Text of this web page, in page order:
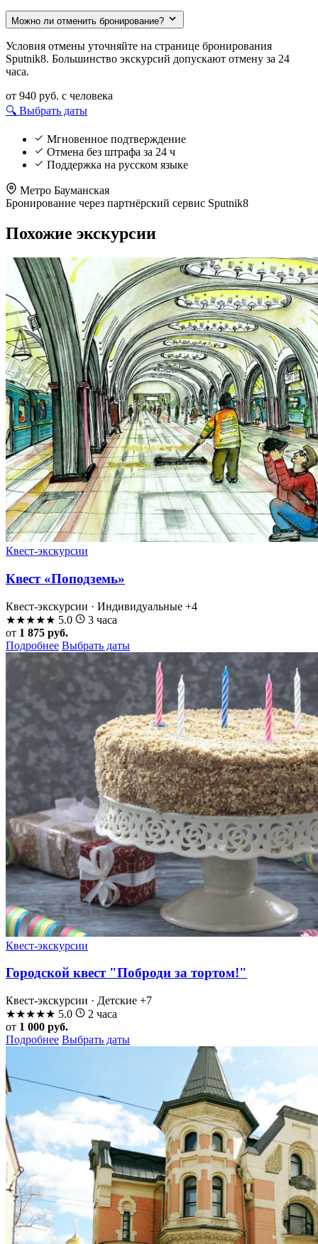
Можно ли отменить бронирование?
Условия отмены уточняйте на странице бронирования
Sputnik8. Большинство экскурсий допускают отмену за 24
часа.
от 940 руб. с человека
🔍 Выбрать даты
Мгновенное подтверждение
Отмена без штрафа за 24 ч
Поддержка на русском языке
Метро Бауманская
Бронирование через партнёрский сервис Sputnik8
Похожие экскурсии
Квест-экскурсии
Квест «Поподземь»
Квест-экскурсии · Индивидуальные +4
★★★★★ 5.0
3 часа
от 1 875 руб.
Подробнее Выбрать даты
Квест-экскурсии
Городской квест "Поброди за тортом!"
Квест-экскурсии · Детские +7
★★★★★ 5.0
2 часа
от 1 000 руб.
Подробнее Выбрать даты